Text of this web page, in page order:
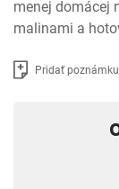
menej domácej
malinami a
Pridať poznámku